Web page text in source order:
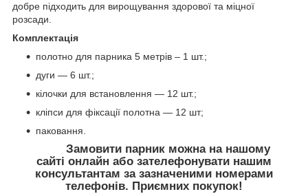
добре підходить для вирощування здорової та міцної
розсади.
Комплектація
полотно для парника 5 метрів – 1 шт.;
дуги — 6 шт.;
кілочки для встановлення — 12 шт.;
кліпси для фіксації полотна — 12 шт;
паковання.
Замовити парник можна на нашому
сайті онлайн або зателефонувати нашим
консультантам за зазначеними номерами
телефонів. Приємних покупок!